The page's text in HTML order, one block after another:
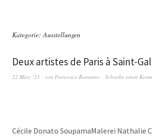
Kategorie:Ausstellungen
Deux artistes de Paris à Saint-
22 März ’23 von Francesco Bonanno Schreibe einen
Cécile Donato SoupamaMalerei Nathalie